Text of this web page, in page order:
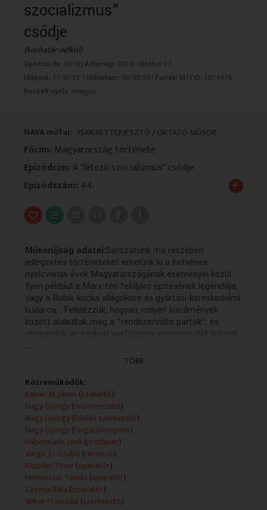
szocializmus"
csődje
(korhatár nélkül)
Gyártási év: 2010| Adásnap: 2010. október 17.
Időpont: 17:40:21 | Időtartam: 00:30:35| Forrás: M1| ID: 1074936
Beszélt nyelv: magyar
NAVA műfaj: ISMERETTERJESZTŐ / OKTATÓ MŰSOR
Főcím: Magyarország története
Epizódcím:A "létező szocializmus" csődje
Epizódszám: 44. +
Műsorújság adatai:Sorozatunk ma részében
jellegzetes történeteket emelünk ki a hetvenes-
nyolcvanas évek Magyarországának eseményei közül.
Ilyen például a Marx-téri felüljáró építésének legendája,
vagy a Rubik-kocka világsikere és gyártási-kereskedelmi
kudarca... Felidézzük, hogyan, milyen körülmények
között alakultak meg a "rendszerváltó pártok", és
elmegyünk az egykori vasfüggöny nyomvonalát kutatni
oda, ahol a Páneurópai Piknik idején boldog
keletnémetek rohantak át a szabadságba... Végül
a harmadik Magyar Köztársaságot?
Fő leírás:
Archív felvételekkel.
...
TÖBB
Közreműködők:
Rainer M. János (szakértő)
Nagy György(műsorvezető)
Nagy György(felelős szerkesztő)
Nagy György(forgatókönyvíró)
Hábermann Jenő (producer)
Varga Zs. Csaba (rendező)
Klöpfler Tibor(operatőr)
Nemescsói Tamás (operatőr)
Szirmai Béla (operatőr)
Véber Franciska (szerkesztő)